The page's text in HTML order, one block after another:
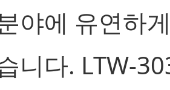
야에 유연하
니다. LTW-